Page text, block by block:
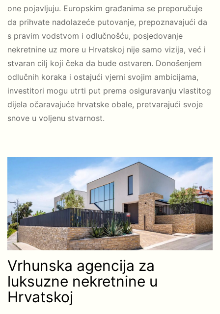
one pojavljuju. Europskim građanima se preporučuje
da prihvate nadolazeće putovanje, prepoznavajući da
s pravim vodstvom i odlučnošću, posjedovanje
nekretnine uz more u Hrvatskoj nije samo vizija, već i
stvaran cilj koji čeka da bude ostvaren. Donošenjem
odlučnih koraka i ostajući vjerni svojim ambicijama,
investitori mogu utrti put prema osiguravanju vlastitog
dijela očaravajuće hrvatske obale, pretvarajući svoje
snove u voljenu stvarnost.
Vrhunska agencija za
luksuzne nekretnine u
Hrvatskoj